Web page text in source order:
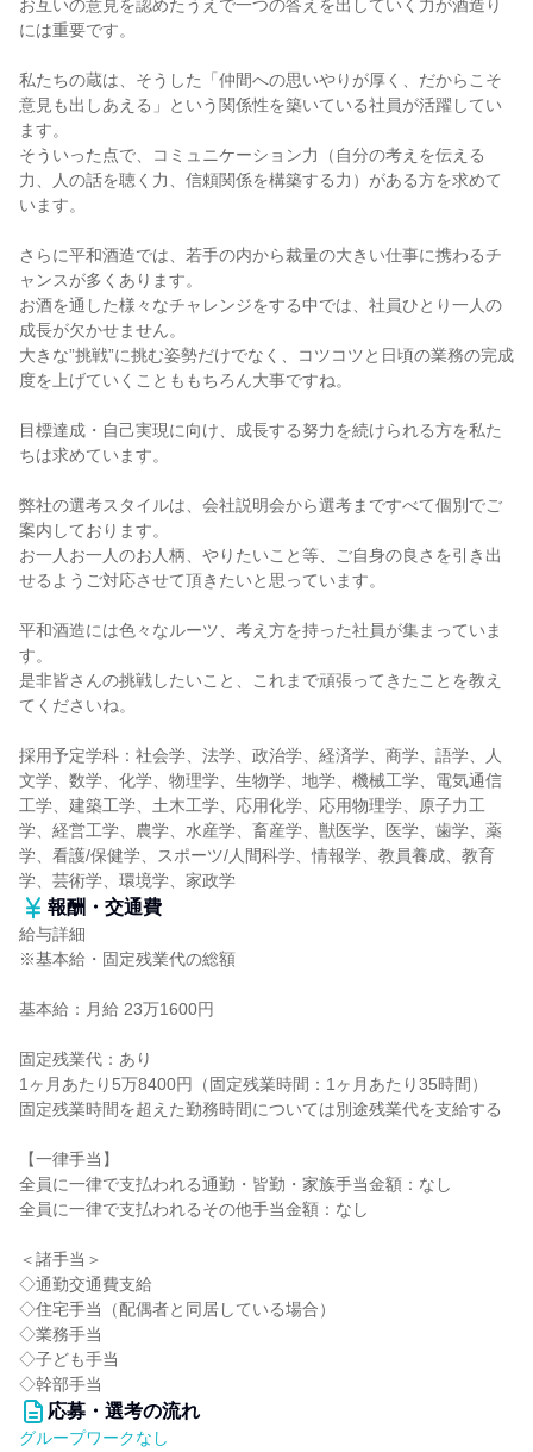
お互いの意見を認めたうえで一つの答えを出していく力が酒造り
には重要です。
私たちの蔵は、そうした「仲間への思いやりが厚く、だからこそ
意見も出しあえる」という関係性を築いている社員が活躍してい
ます。
そういった点で、コミュニケーション力（自分の考えを伝える
力、人の話を聴く力、信頼関係を構築する力）がある方を求めて
います。
さらに平和酒造では、若手の内から裁量の大きい仕事に携わるチ
ャンスが多くあります。
お酒を通した様々なチャレンジをする中では、社員ひとり一人の
成長が欠かせません。
大きな”挑戦”に挑む姿勢だけでなく、コツコツと日頃の業務の完成
度を上げていくことももちろん大事ですね。
目標達成・自己実現に向け、成長する努力を続けられる方を私た
ちは求めています。
弊社の選考スタイルは、会社説明会から選考まですべて個別でご
案内しております。
お一人お一人のお人柄、やりたいこと等、ご自身の良さを引き出
せるようご対応させて頂きたいと思っています。
平和酒造には色々なルーツ、考え方を持った社員が集まっていま
す。
是非皆さんの挑戦したいこと、これまで頑張ってきたことを教え
てくださいね。
採用予定学科：社会学、法学、政治学、経済学、商学、語学、人
文学、数学、化学、物理学、生物学、地学、機械工学、電気通信
工学、建築工学、土木工学、応用化学、応用物理学、原子力工
学、経営工学、農学、水産学、畜産学、獣医学、医学、歯学、薬
学、看護/保健学、スポーツ/人間科学、情報学、教員養成、教育
学、芸術学、環境学、家政学
報酬・交通費
給与詳細
※基本給・固定残業代の総額
基本給：月給 23万1600円
固定残業代：あり
1ヶ月あたり5万8400円（固定残業時間：1ヶ月あたり35時間）
固定残業時間を超えた勤務時間については別途残業代を支給する
【一律手当】
全員に一律で支払われる通勤・皆勤・家族手当金額：なし
全員に一律で支払われるその他手当金額：なし
＜諸手当＞
◇通勤交通費支給
◇住宅手当（配偶者と同居している場合）
◇業務手当
◇子ども手当
◇幹部手当
応募・選考の流れ
グループワークなし